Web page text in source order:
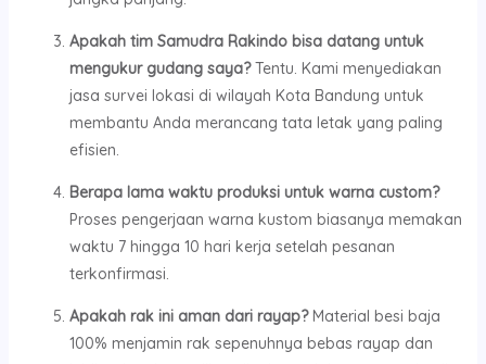
Apakah tim Samudra Rakindo bisa datang untuk
mengukur gudang saya?Tentu. Kami menyediakan
jasa survei lokasi di wilayah Kota Bandung untuk
membantu Anda merancang tata letak yang paling
efisien.
Berapa lama waktu produksi untuk warna custom?
Proses pengerjaan warna kustom biasanya memakan
waktu 7 hingga 10 hari kerja setelah pesanan
terkonfirmasi.
Apakah rak ini aman dari rayap?Material besi baja
100% menjamin rak sepenuhnya bebas rayap dan